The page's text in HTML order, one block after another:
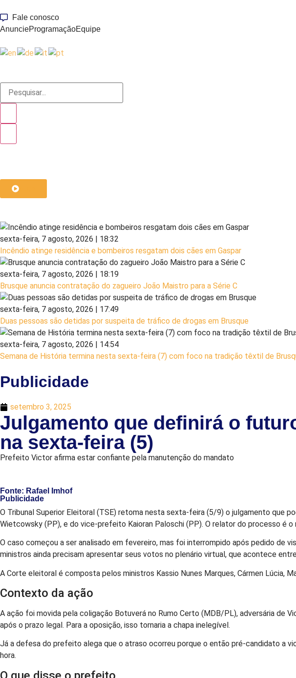
Fale conosco
AnuncieProgramaçãoEquipe
sexta-feira, 7 agosto, 2026 | 18:32
Incêndio atinge residência e bombeiros resgatam dois cães em Gaspar
sexta-feira, 7 agosto, 2026 | 18:19
Brusque anuncia contratação do zagueiro João Maistro para a Série C
sexta-feira, 7 agosto, 2026 | 17:49
Duas pessoas são detidas por suspeita de tráfico de drogas em Brusque
sexta-feira, 7 agosto, 2026 | 14:54
Semana de História termina nesta sexta-feira (7) com foco na tradição têxtil de
Publicidade
setembro 3, 2025
Julgamento que definirá o
na sexta-feira (5)
Prefeito Victor afirma estar confiante pela manutenção do mandato
Fonte: Rafael Imhof
Publicidade
O Tribunal Superior Eleitoral (TSE) retoma nesta sexta-feira (5/9) o julgamento que
Wietcowsky (PP), e do vice-prefeito Kaioran Paloschi (PP). O relator do processo é o
O caso começou a ser analisado em fevereiro, mas foi interrompido após pedido de
ministros ainda precisam apresentar seus votos no plenário virtual, que acontece
A Corte eleitoral é composta pelos ministros Kassio Nunes Marques, Cármen Lúcia,
Contexto da ação
A ação foi movida pela coligação Botuverá no Rumo Certo (MDB/PL), adversária
após o prazo legal. Para a oposição, isso tornaria a chapa inelegível.
Já a defesa do prefeito alega que o atraso ocorreu porque o então pré-candidato a
hora.